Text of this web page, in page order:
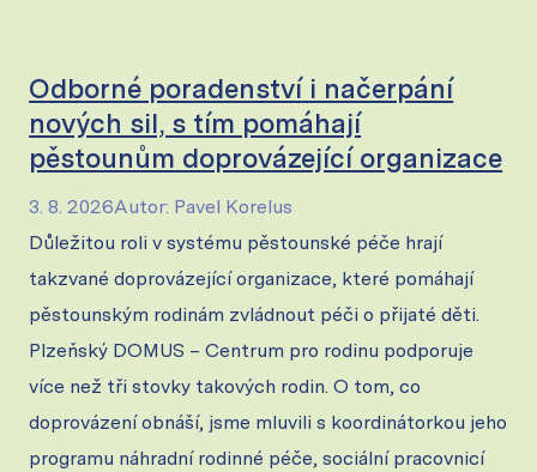
Odborné poradenství i načerpání
nových sil, s tím pomáhají
pěstounům doprovázející organizace
3. 8. 2026Autor: Pavel Korelus
Důležitou roli v systému pěstounské péče hrají
takzvané doprovázející organizace, které pomáhají
pěstounským rodinám zvládnout péči o přijaté děti.
Plzeňský DOMUS – Centrum pro rodinu podporuje
více než tři stovky takových rodin. O tom, co
doprovázení obnáší, jsme mluvili s koordinátorkou jeho
programu náhradní rodinné péče, sociální pracovnicí